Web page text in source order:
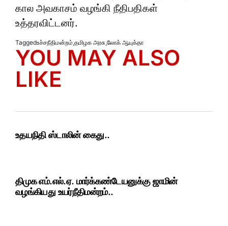
கால அவகாசம் வழங்கி நீதிபதிகள்
உத்தரவிட்டனர்.
Taggedஉச்சநீதிமன்றம்,தமிழக அரசு,லோக் ஆயுக்தா
YOU MAY ALSO
LIKE
உதயநிதி ஸ்டாலின் கைது..
திமுக எம்.எல்.ஏ. மார்க்கண்டேயனுக்கு ஜாமின்
வழங்கியது உயர்நீதிமன்றம்..